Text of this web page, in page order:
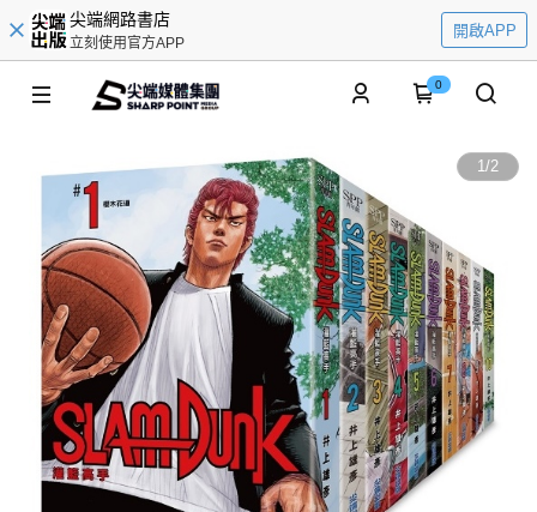
尖端網路書店
立刻使用官方APP
開啟APP
0
1/2